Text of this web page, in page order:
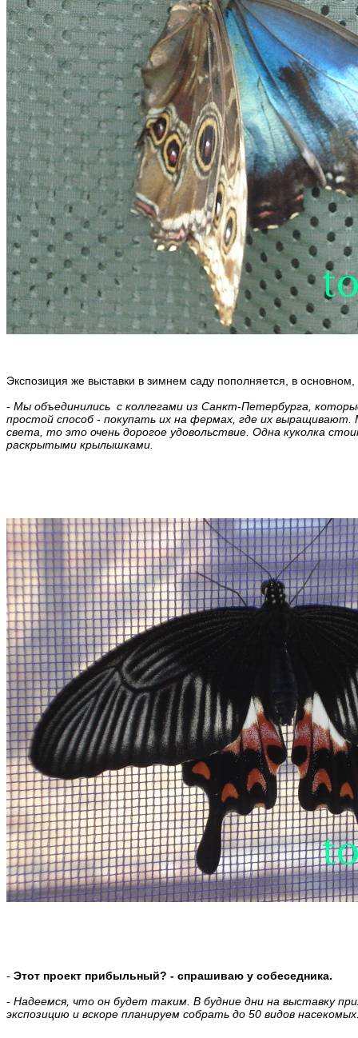
Экспозиция же выставки в зимнем саду пополняется, в
- Мы объединились с коллегами из Санкт-Петербурга,
простой способ - покупать их на фермах, где их выращивают.
света, то это очень дорогое удовольствие. Одна куколка
раскрытыми крылышками.
- Этот проект прибыльный? - спрашиваю у собеседника.
- Надеемся, что он будет таким. В будние дни на выставку
экспозицию и вскоре планируем собрать до 50 видов